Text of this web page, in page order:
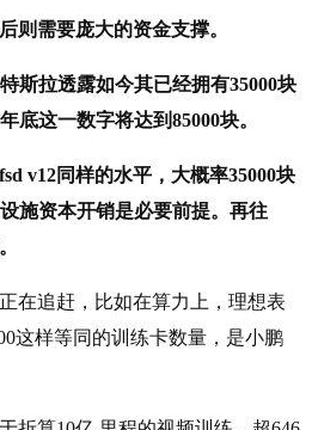
则需要庞大的资金支撑。
斯拉透露如今其已经拥有35000块
底这一数字将达到85000块。
v12同样的水平，大概率35000块
施资本开销是必要前提。再往
在追赶，比如在算力上，理想表
这样等同的训练卡数量，是小鹏